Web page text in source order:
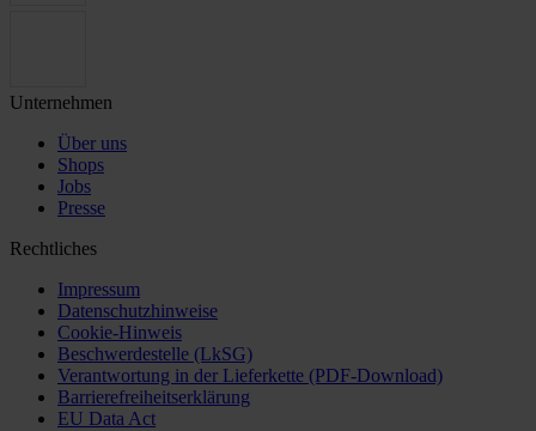
Unternehmen
Über uns
Shops
Jobs
Presse
Rechtliches
Impressum
Datenschutzhinweise
Cookie-Hinweis
Beschwerdestelle (LkSG)
Verantwortung in der Lieferkette (PDF-Download)
Barrierefreiheitserklärung
EU Data Act